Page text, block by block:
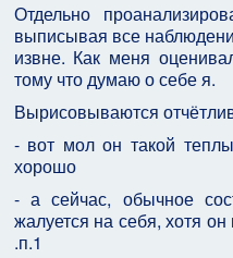
Отдельно
выписывая все
извне. Как меня
тому что думаю о себе я.
Вырисовываются
- вот мол он такой
хорошо
- а сейчас, обычное
жалуется на себя, хотя
.п.1